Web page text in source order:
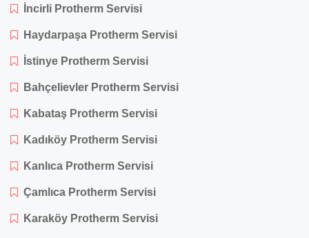
İncirli Protherm Servisi
Haydarpaşa Protherm Servisi
İstinye Protherm Servisi
Bahçelievler Protherm Servisi
Kabataş Protherm Servisi
Kadıköy Protherm Servisi
Kanlıca Protherm Servisi
Çamlıca Protherm Servisi
Karaköy Protherm Servisi